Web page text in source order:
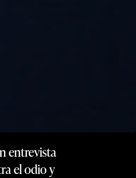
entrevista
el odio y